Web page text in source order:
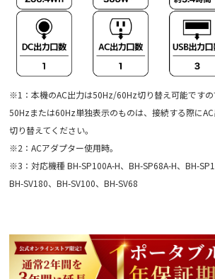
※1：本機のAC出力は50Hz/60Hz切り替え可能です
50Hzまたは60Hz単独表示のものは、接続する際に
切り替えてください。
※2：ACアダプター使用時。
※3：対応機種 BH-SP100A-H、BH-SP68A-H、BH-
BH-SV180、BH-SV100、BH-SV68